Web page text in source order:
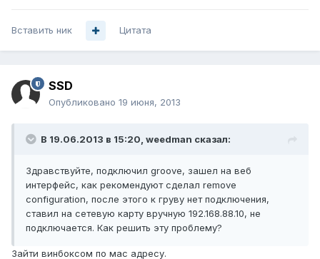
Вставить ник Цитата
SSD
Опубликовано 19 июня, 2013
В 19.06.2013 в 15:20, weedman сказал:
Здравствуйте, подключил groove, зашел на веб
интерфейс, как рекомендуют сделал remove
configuration, после этого к груву нет подключения,
ставил на сетевую карту вручную 192.168.88.10, не
подключается. Как решить эту проблему?
Зайти винбоксом по мас адресу.